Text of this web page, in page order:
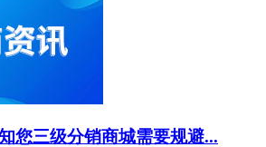
您三级分销商城需要规避...